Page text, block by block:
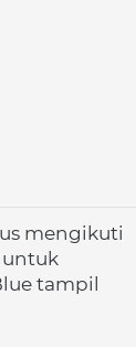
mengikuti
untuk
tampil